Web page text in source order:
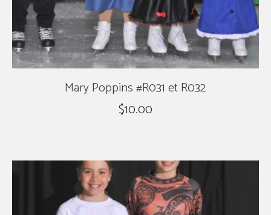
Mary Poppins #R031 et R032
$10.00